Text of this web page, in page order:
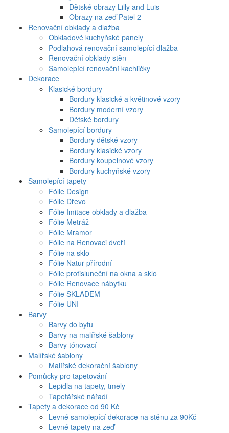
Dětské obrazy Lilly and Luis
Obrazy na zeď Patel 2
Renovační obklady a dlažba
Obkladové kuchyňské panely
Podlahová renovační samolepící dlažba
Renovační obklady stěn
Samolepící renovační kachličky
Dekorace
Klasické bordury
Bordury klasické a květinové vzory
Bordury moderní vzory
Dětské bordury
Samolepící bordury
Bordury dětské vzory
Bordury klasické vzory
Bordury koupelnové vzory
Bordury kuchyňské vzory
Samolepící tapety
Fólie Design
Fólie Dřevo
Fólie Imitace obklady a dlažba
Fólie Metráž
Fólie Mramor
Fólie na Renovaci dveří
Fólie na sklo
Fólie Natur přírodní
Fólie protisluneční na okna a sklo
Fólie Renovace nábytku
Fólie SKLADEM
Fólie UNI
Barvy
Barvy do bytu
Barvy na malířské šablony
Barvy tónovací
Malířské šablony
Malířské dekorační šablony
Pomůcky pro tapetování
Lepidla na tapety, tmely
Tapetářské nářadí
Tapety a dekorace od 90 Kč
Levné samolepící dekorace na stěnu za 90Kč
Levné tapety na zeď